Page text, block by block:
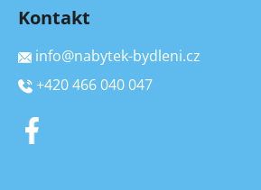
Kontakt
info@nabytek-bydleni.cz
+420 466 040 047